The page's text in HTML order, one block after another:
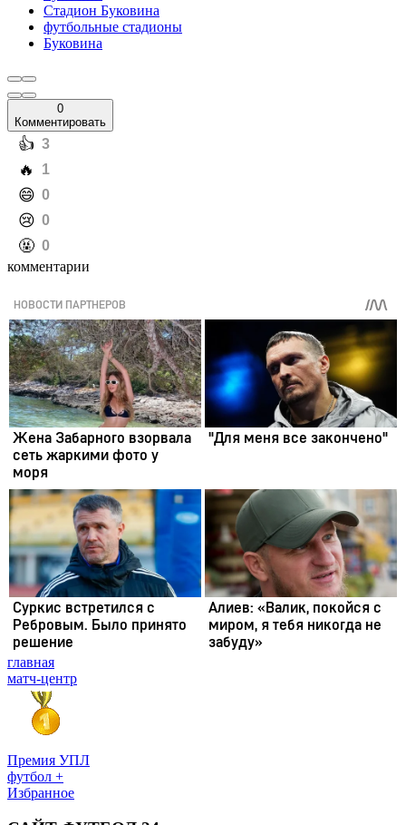
Стадион Буковина
футбольные стадионы
Буковина
0
Комментировать
️👍 3
️🔥 1
️😄 0
️😢 0
️🤬 0
комментарии
главная
матч-центр
Премия УПЛ
футбол +
Избранное